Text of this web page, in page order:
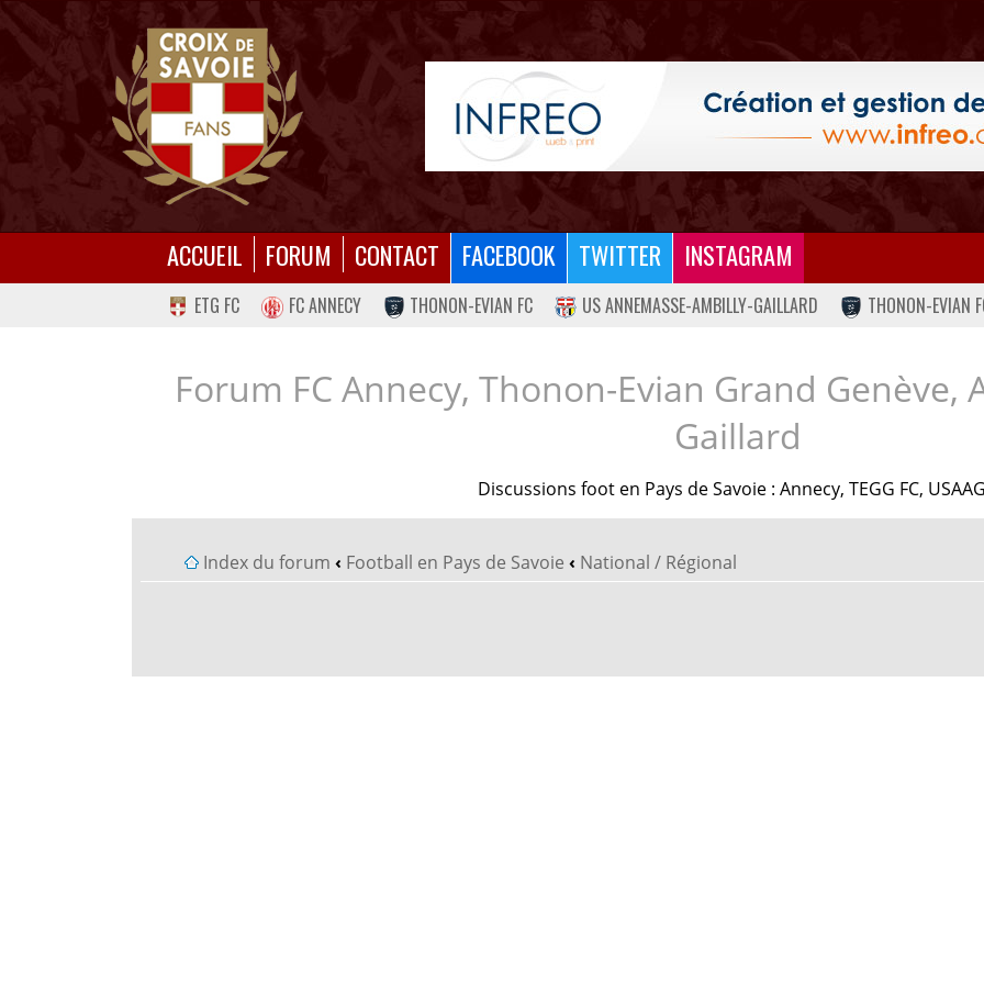
ACCUEIL FORUM CONTACT FACEBOOK TWITTER INSTAGRAM
ETG FC FC ANNECY THONON-EVIAN FC US ANNEMASSE-AMBILLY-GAILLARD THONON-EVIAN
Forum FC Annecy, Thonon-Evian Grand Genève,
Gaillard
Discussions foot en Pays de Savoie : Annecy, TEGG FC,
Index du forum ‹ Football en Pays de Savoie ‹ National / Régional